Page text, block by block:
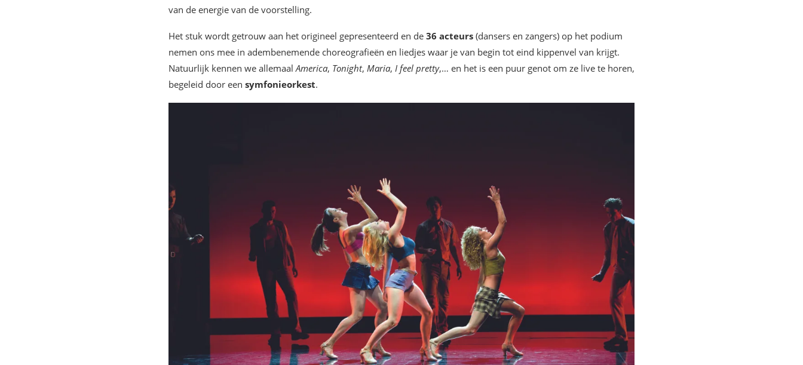
van de energie van de voorstelling.
Het stuk wordt getrouw aan het origineel gepresenteerd en de 36 acteurs (dansers en zangers) op het podium
nemen ons mee in adembenemende choreografieën en liedjes waar je van begin tot eind kippenvel van krijgt.
Natuurlijk kennen we allemaal America, Tonight, Maria, I feel pretty,… en het is een puur genot om ze live te horen,
begeleid door een symfonieorkest.